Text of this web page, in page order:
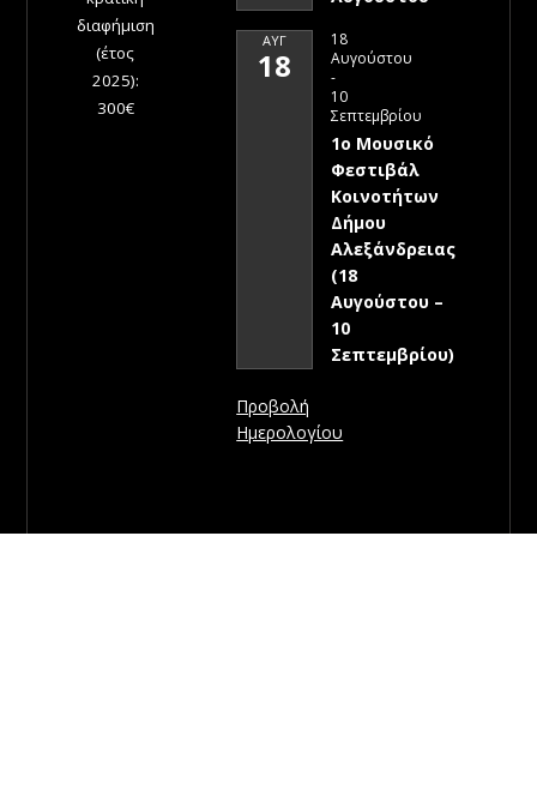
διαφήμιση
(έτος
2025):
300€
ΑΥΓ
18
18
Αυγούστου
-
10
Σεπτεμβρίου
1ο Μουσικό
Φεστιβάλ
Κοινοτήτων
Δήμου
Αλεξάνδρειας
(18
Αυγούστου –
10
Σεπτεμβρίου)